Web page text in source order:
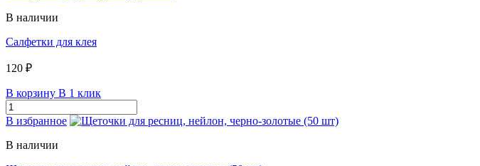
В наличии
Салфетки для клея
120 ₽
В корзину В 1 клик
В избранное
В наличии